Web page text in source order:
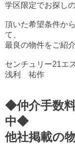
学区限定でお探し
頂いた希望条件か
て、
最良の物件をご紹
センチュリー21エ
浅利 祐作
◆仲介手数
中◆
他社掲載の